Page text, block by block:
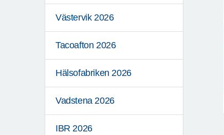
Västervik 2026
Tacoafton 2026
Hälsofabriken 2026
Vadstena 2026
IBR 2026